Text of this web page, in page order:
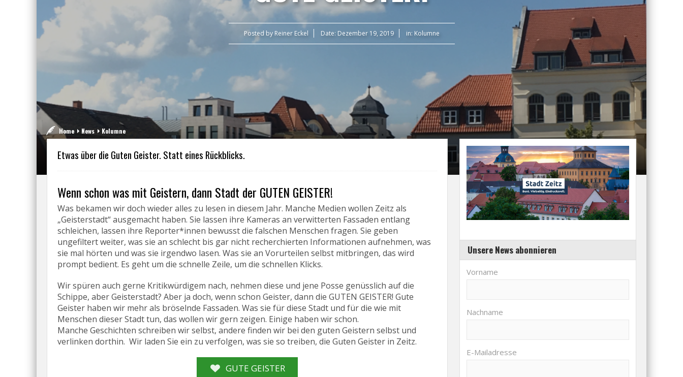
Posted by Reiner Eckel Date: Dezember 19, 2019 in: Kolumne
Home News Kolumne
Etwas über die Guten Geister. Statt eines Rückblicks.
Wenn schon was mit Geistern, dann Stadt der GUTEN GEISTER!
Was bekamen wir doch wieder alles zu lesen in diesem Jahr. Manche Medien wollen Zeitz als
„Geisterstadt“ ausgemacht haben. Sie lassen ihre Kameras an verwitterten Fassaden entlang
schleichen, lassen ihre Reporter*innen bewusst die falschen Menschen fragen. Sie geben
ungefiltert weiter, was sie an schlecht bis gar nicht recherchierten Informationen aufnehmen, was
sie mal hörten und was sie irgendwo lasen. Was sie an Vorurteilen selbst mitbringen, das wird
prompt bedient. Es geht um die schnelle Zeile, um die schnellen Klicks.
Wir spüren auch gerne Kritikwürdigem nach, nehmen diese und jene Posse genüsslich auf die
Schippe, aber Geisterstadt? Aber ja doch, wenn schon Geister, dann die GUTEN GEISTER! Gute
Geister haben wir mehr als bröselnde Fassaden. Was sie für diese Stadt und für die wie mit
Menschen dieser Stadt tun, das wollen wir gern zeigen. Einige haben wir schon.
Manche Geschichten schreiben wir selbst, andere finden wir bei den guten Geistern selbst und
verlinken dorthin. Wir laden Sie ein zu verfolgen, was sie so treiben, die Guten Geister in Zeitz.
GUTE GEISTER
Unsere News abonnieren
Vorname
Nachname
E-Mailadresse